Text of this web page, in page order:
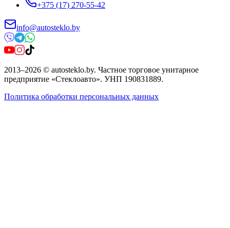
+375 (17) 270-55-42
info@autosteklo.by
2013–2026 © autosteklo.by. Частное торговое унитарное
предприятие «Стеклоавто». УНП 190831889.
Политика обработки персональных данных